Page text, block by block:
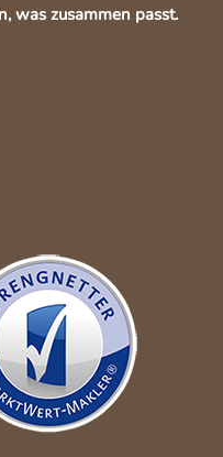
was zusammen passt.